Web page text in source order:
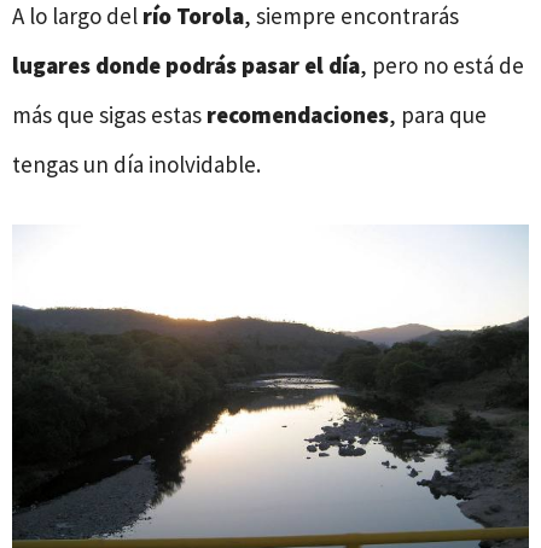
A lo largo del río Torola, siempre encontrarás
lugares donde podrás pasar el día, pero no está de
más que sigas estas recomendaciones, para que
tengas un día inolvidable.